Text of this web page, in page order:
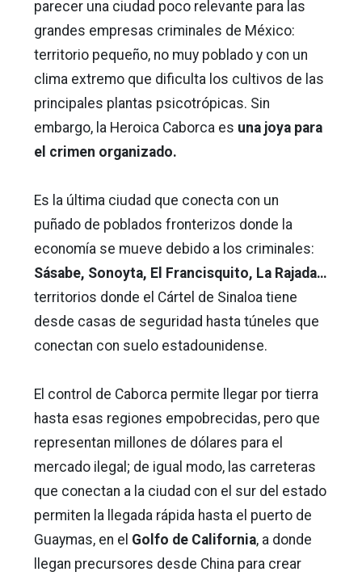
parecer una ciudad poco relevante para las
grandes empresas criminales de México:
territorio pequeño, no muy poblado y con un
clima extremo que dificulta los cultivos de las
principales plantas psicotrópicas. Sin
embargo, la Heroica Caborca es una joya para
el crimen organizado.
Es la última ciudad que conecta con un
puñado de poblados fronterizos donde la
economía se mueve debido a los criminales:
Sásabe, Sonoyta, El Francisquito, La Rajada…
territorios donde el Cártel de Sinaloa tiene
desde casas de seguridad hasta túneles que
conectan con suelo estadounidense.
El control de Caborca permite llegar por tierra
hasta esas regiones empobrecidas, pero que
representan millones de dólares para el
mercado ilegal; de igual modo, las carreteras
que conectan a la ciudad con el sur del estado
permiten la llegada rápida hasta el puerto de
Guaymas, en el Golfo de California, a donde
llegan precursores desde China para crear